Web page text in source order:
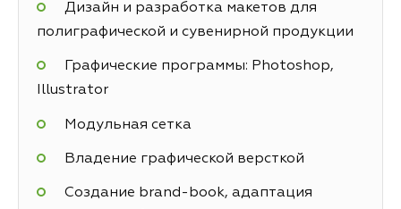
Дизайн и разработка макетов для
полиграфической и сувенирной продукции
Графические программы: Photoshop,
Illustrator
Модульная сетка
Владение графической версткой
Создание brand-book, адаптация